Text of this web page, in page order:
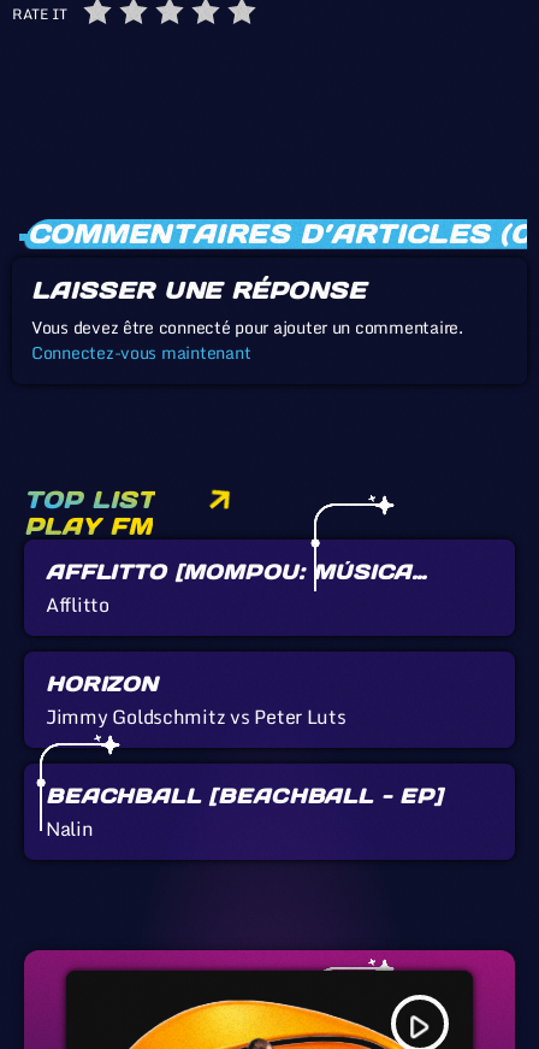
RATE IT
COMMENTAIRES D’ARTICLES
LAISSER UNE RÉPONSE
Vous devez être connecté pour ajouter un commentaire.
Connectez-vous maintenant
TOP LIST
PLAY FM
AFFLITTO [MOMPOU: MÚSICA
CALLADA]
Afflitto
HORIZON
Jimmy Goldschmitz vs Peter Luts
BEACHBALL [BEACHBALL - EP]
Nalin
play_arrow